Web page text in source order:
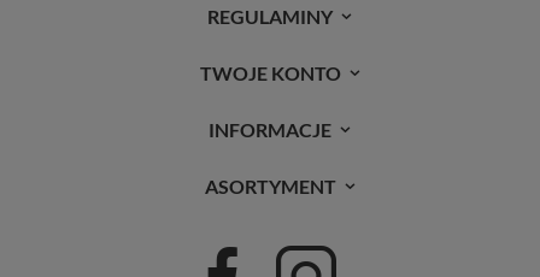
REGULAMINY
TWOJE KONTO
INFORMACJE
ASORTYMENT